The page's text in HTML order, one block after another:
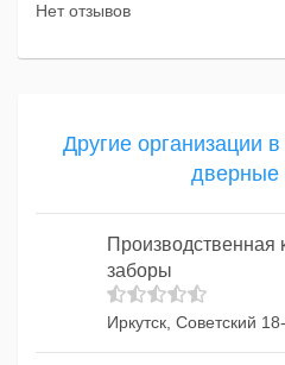
Нет отзывов
Другие организации
дверные
Производственная
заборы
Иркутск, Советский